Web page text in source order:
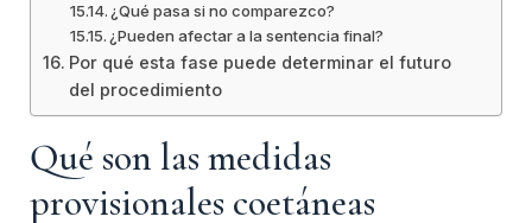
¿Qué pasa si no comparezco?
¿Pueden afectar a la sentencia final?
Por qué esta fase puede determinar el futuro
del procedimiento
Qué son las medidas
provisionales coetáneas